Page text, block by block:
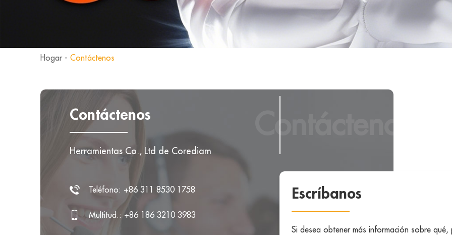
Hogar- Contáctenos
Contáctenos
Herramientas Co., Ltd de Corediam
Teléfono: +86 311 8530 1758
Multitud.: +86 186 3210 3983
Escríbanos
Si desea obtener más información sobre